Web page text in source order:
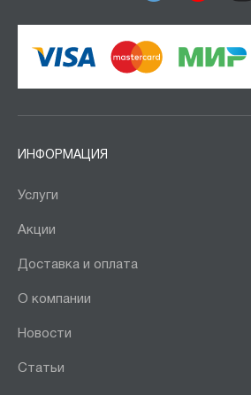
ИНФОРМАЦИЯ
Услуги
Акции
Доставка и оплата
О компании
Новости
Статьи